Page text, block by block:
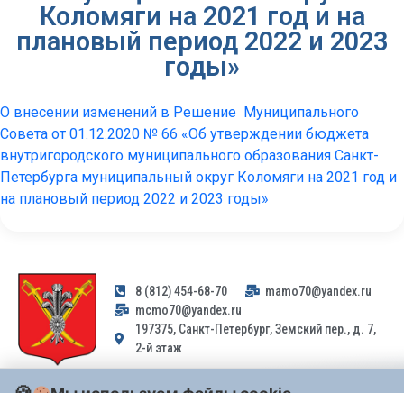
Коломяги на 2021 год и на
плановый период 2022 и 2023
годы»
О внесении изменений в Решение Муниципального
Совета от 01.12.2020 № 66 «Об утверждении бюджета
внутригородского муниципального образования Санкт-
Петербурга муниципальный округ Коломяги на 2021 год и
на плановый период 2022 и 2023 годы»
8 (812) 454-68-70
mamo70@yandex.ru
mcmo70@yandex.ru
197375, Санкт-Петербург, Земский пер., д. 7,
2-й этаж